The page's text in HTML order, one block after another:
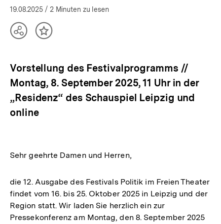
19.08.2025 / 2 Minuten zu lesen
TeilenInhalt
Vorstellung des Festivalprogramms //
Montag, 8. September 2025, 11 Uhr in der
„Residenz“ des Schauspiel Leipzig und
online
Sehr geehrte Damen und Herren,
die 12. Ausgabe des Festivals Politik im Freien Theater
findet vom 16. bis 25. Oktober 2025 in Leipzig und der
Region statt. Wir laden Sie herzlich ein zur
Pressekonferenz am Montag, den 8. September 2025